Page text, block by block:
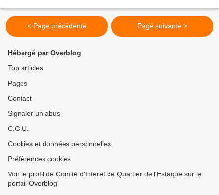
< Page précédente Page suivante >
Hébergé par Overblog
Top articles
Pages
Contact
Signaler un abus
C.G.U.
Cookies et données personnelles
Préférences cookies
Voir le profil de Comité d'Interet de Quartier de l'Estaque sur le
portail Overblog